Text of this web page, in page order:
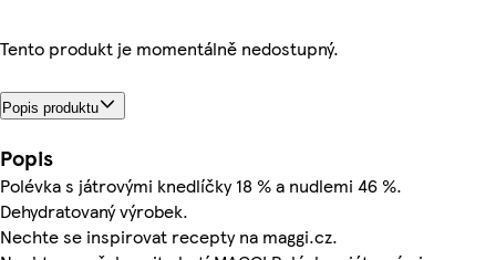
Tento produkt je momentálně nedostupný.
Popis produktu
Popis
Polévka s játrovými knedlíčky 18 % a nudlemi 46 %.
Dehydratovaný výrobek.
Nechte se inspirovat recepty na maggi.cz.